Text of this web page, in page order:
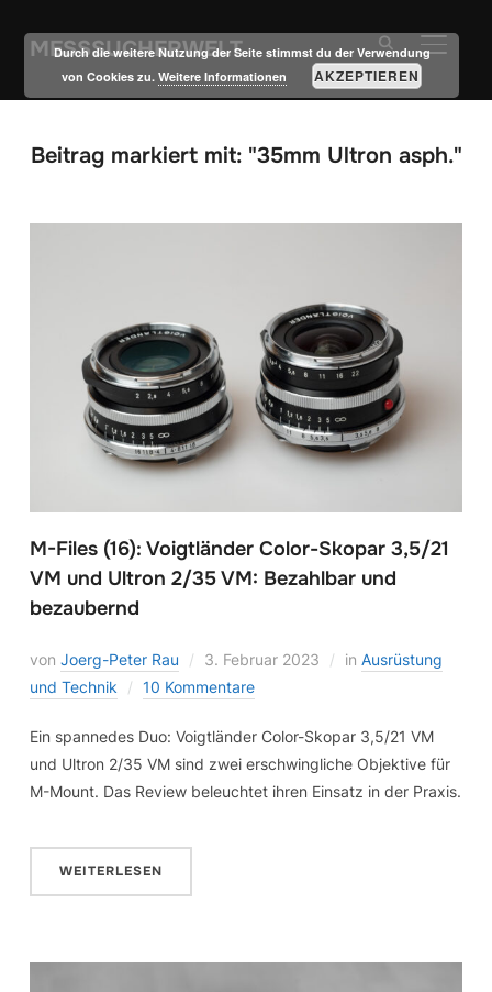
MESSSUCHERWELT
Beitrag markiert mit: "35mm Ultron asph."
M-Files (16): Voigtländer Color-Skopar 3,5/21
VM und Ultron 2/35 VM: Bezahlbar und
bezaubernd
von Joerg-Peter Rau 3. Februar 2023 in Ausrüstung
und Technik
10 Kommentare
Ein spannedes Duo: Voigtländer Color-Skopar 3,5/21 VM
und Ultron 2/35 VM sind zwei erschwingliche Objektive für
M-Mount. Das Review beleuchtet ihren Einsatz in der Praxis.
WEITERLESEN
Durch die weitere Nutzung der Seite stimmst du der Verwendung
von Cookies zu.Weitere Informationen AKZEPTIEREN